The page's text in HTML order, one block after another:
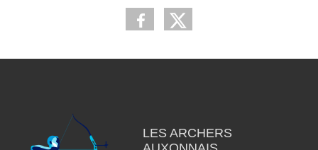
LES ARCHERS